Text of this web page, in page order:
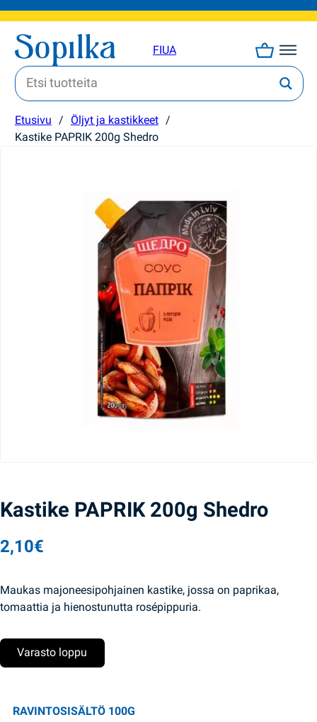
FIUA
Etusivu / Öljyt ja kastikkeet /
Kastike PAPRIK 200g Shedro
Kastike PAPRIK 200g Shedro
2,10€
Maukas majoneesipohjainen kastike, jossa on paprikaa,
tomaattia ja hienostunutta rosépippuria.
Varasto loppu
RAVINTOSISÄLTÖ 100G